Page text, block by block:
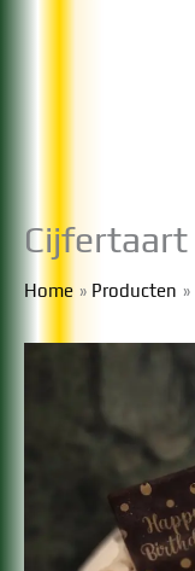
Cijfertaart
Home Producten